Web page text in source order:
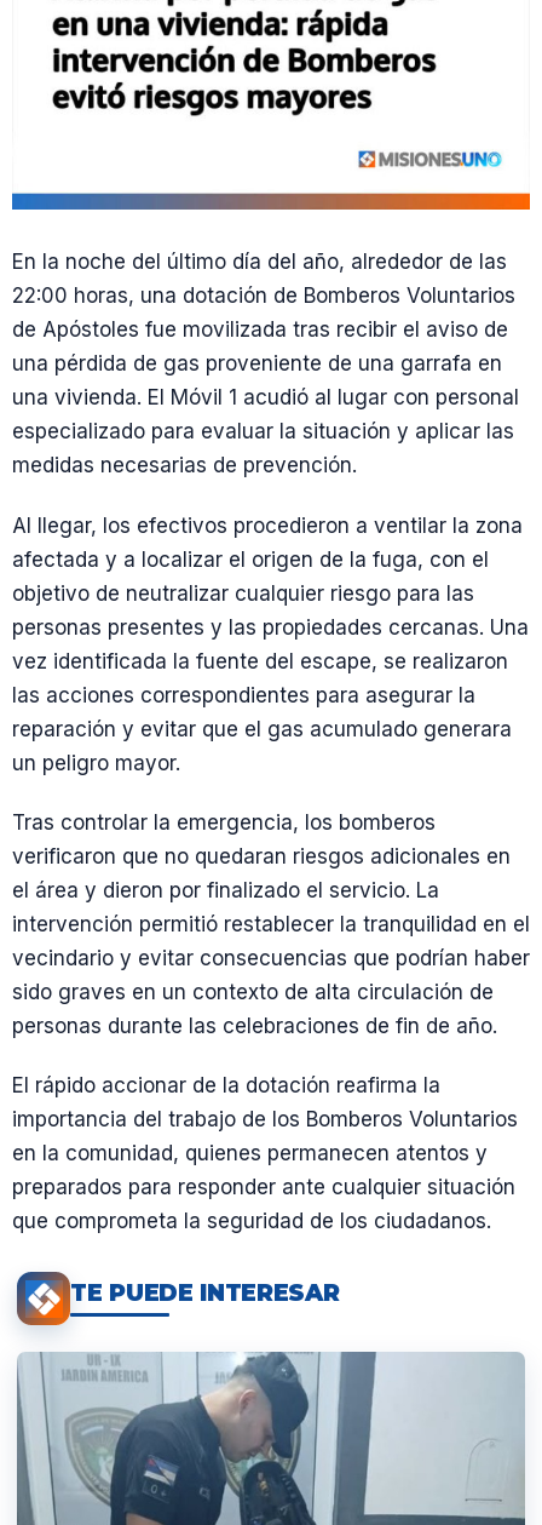
En la noche del último día del año, alrededor de las
22:00 horas, una dotación de Bomberos Voluntarios
de Apóstoles fue movilizada tras recibir el aviso de
una pérdida de gas proveniente de una garrafa en
una vivienda. El Móvil 1 acudió al lugar con personal
especializado para evaluar la situación y aplicar las
medidas necesarias de prevención.
Al llegar, los efectivos procedieron a ventilar la zona
afectada y a localizar el origen de la fuga, con el
objetivo de neutralizar cualquier riesgo para las
personas presentes y las propiedades cercanas. Una
vez identificada la fuente del escape, se realizaron
las acciones correspondientes para asegurar la
reparación y evitar que el gas acumulado generara
un peligro mayor.
Tras controlar la emergencia, los bomberos
verificaron que no quedaran riesgos adicionales en
el área y dieron por finalizado el servicio. La
intervención permitió restablecer la tranquilidad en el
vecindario y evitar consecuencias que podrían haber
sido graves en un contexto de alta circulación de
personas durante las celebraciones de fin de año.
El rápido accionar de la dotación reafirma la
importancia del trabajo de los Bomberos Voluntarios
en la comunidad, quienes permanecen atentos y
preparados para responder ante cualquier situación
que comprometa la seguridad de los ciudadanos.
TE PUEDE INTERESAR